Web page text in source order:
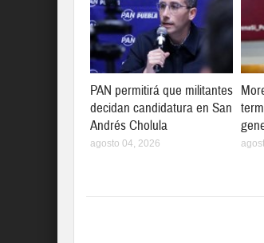
PAN permitirá que militantes
decidan candidatura en San
Andrés Cholula
agosto 04, 2026